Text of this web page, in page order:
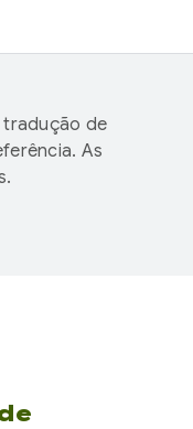
tradução de
As